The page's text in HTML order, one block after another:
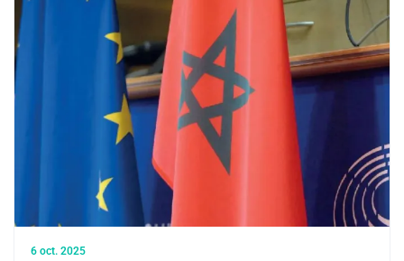
6 oct. 2025